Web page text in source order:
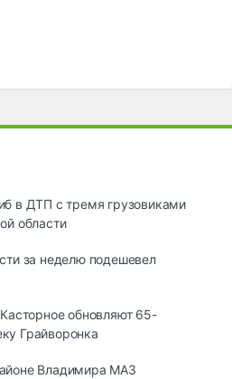
в ДТП с тремя грузовиками
области
за неделю подешевел
обновляют 65-
Грайворонка
Владимира МАЗ